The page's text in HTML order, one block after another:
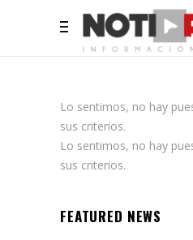
Lo sentimos, no hay
sus criterios.
Lo sentimos, no hay
sus criterios.
FEATURED NEWS